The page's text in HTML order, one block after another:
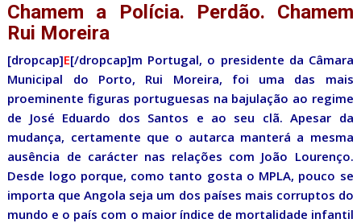
Chamem a Polícia. Perdão. Chamem
Rui Moreira
[dropcap]E[/dropcap]m Portugal, o presidente da Câmara
Municipal do Porto, Rui Moreira, foi uma das mais
proeminente figuras portuguesas na bajulação ao regime
de José Eduardo dos Santos e ao seu clã. Apesar da
mudança, certamente que o autarca manterá a mesma
ausência de carácter nas relações com João Lourenço.
Desde logo porque, como tanto gosta o MPLA, pouco se
importa que Angola seja um dos países mais corruptos do
mundo e o país com o maior índice de mortalidade infantil